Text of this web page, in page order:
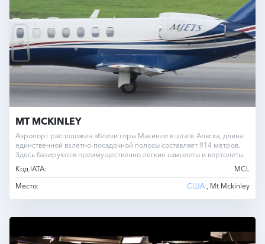
MT MCKINLEY
Аэропорт расположен вблизи горы Макинли в штате Аляска, длина
единственной взлетно-посадочной полосы составляет 914 метров.
Здесь базируются преимущественно легкие самолеты и вертолеты.
Код IATA:
MCL
Место:
США , Mt Mckinley